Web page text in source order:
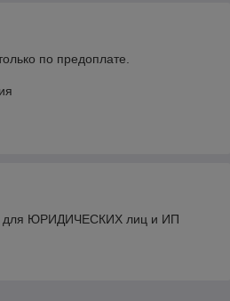
по предоплате.
для ЮРИДИЧЕСКИХ лиц и ИП